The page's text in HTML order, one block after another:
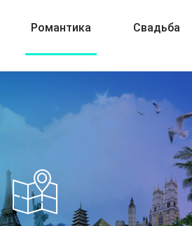
Романтика Свадьба